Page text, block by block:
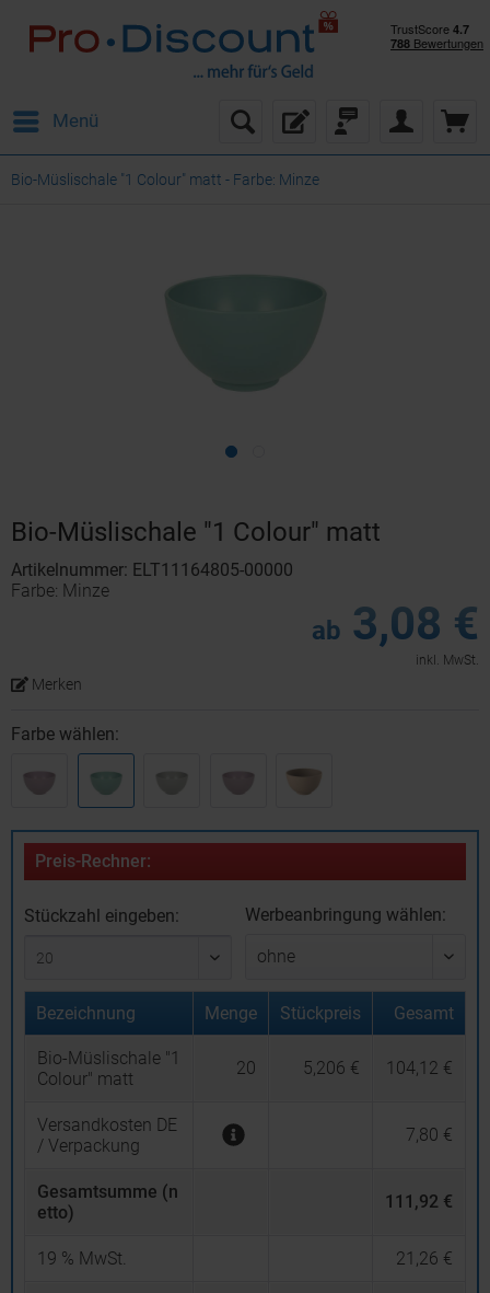
Menü
Bio-Müslischale "1 Colour" matt - Farbe: Minze
Bio-Müslischale "1 Colour" matt
Artikelnummer: ELT11164805-00000
Farbe: Minze
ab 3,08 €
inkl. MwSt.
Merken
Farbe wählen:
Preis-Rechner:
Stückzahl eingeben: Werbeanbringung wählen:
Bezeichnung Menge Stückpreis Gesamt
Bio-Müslischale "1
Colour" matt
20 5,206 € 104,12 €
Versandkosten DE
/ Verpackung
7,80 €
Gesamtsumme (n
etto)
111,92 €
19 % MwSt. 21,26 €